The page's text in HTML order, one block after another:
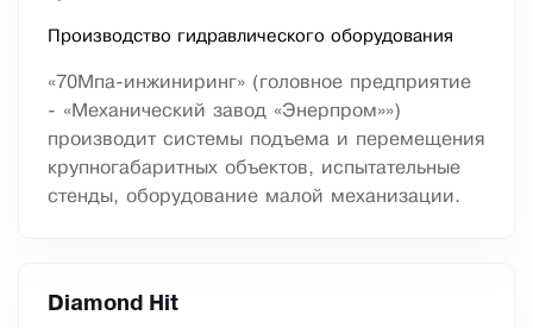
Производство гидравлического оборудования
«70Мпа-инжиниринг» (головное предприятие
- «Механический завод «Энерпром»»)
производит системы подъема и перемещения
крупногабаритных объектов, испытательные
стенды, оборудование малой механизации.
Diamond Hit